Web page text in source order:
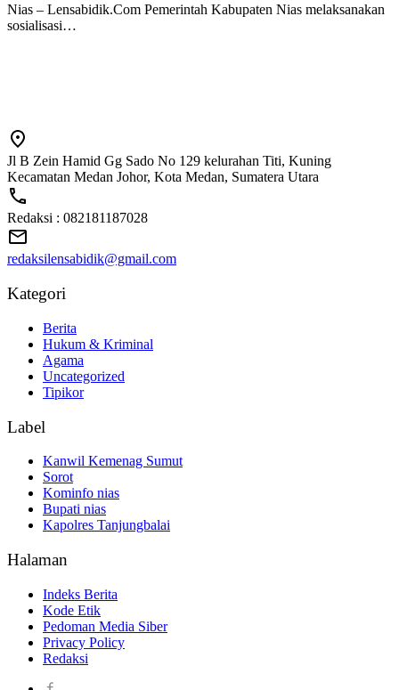
Nias – Lensabidik.Com Pemerintah Kabupaten Nias melaksanakan
sosialisasi…
Jl B Zein Hamid Gg Sado No 129 kelurahan Titi, Kuning
Kecamatan Medan Johor, Kota Medan, Sumatera Utara
Redaksi : 082181187028
redaksilensabidik@gmail.com
Kategori
Berita
Hukum & Kriminal
Agama
Uncategorized
Tipikor
Label
Kanwil Kemenag Sumut
Sorot
Kominfo nias
Bupati nias
Kapolres Tanjungbalai
Halaman
Indeks Berita
Kode Etik
Pedoman Media Siber
Privacy Policy
Redaksi